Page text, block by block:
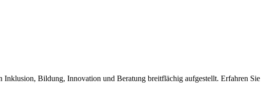
Inklusion, Bildung, Innovation und Beratung breitflächig aufgestellt. Erfahren Sie